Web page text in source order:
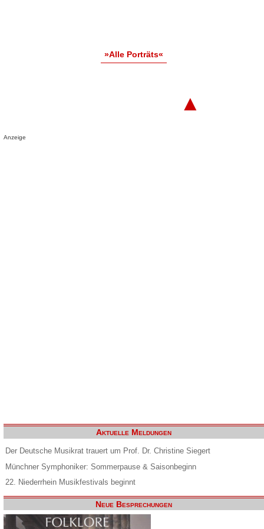
»Alle Porträts«
▲
Anzeige
Aktuelle Meldungen
Der Deutsche Musikrat trauert um Prof. Dr. Christine Siegert
Münchner Symphoniker: Sommerpause & Saisonbeginn
22. Niederrhein Musikfestivals beginnt
Neue Besprechungen